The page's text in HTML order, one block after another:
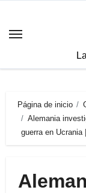
contenido
Página de inicio
Alemania
guerra en Ucrania